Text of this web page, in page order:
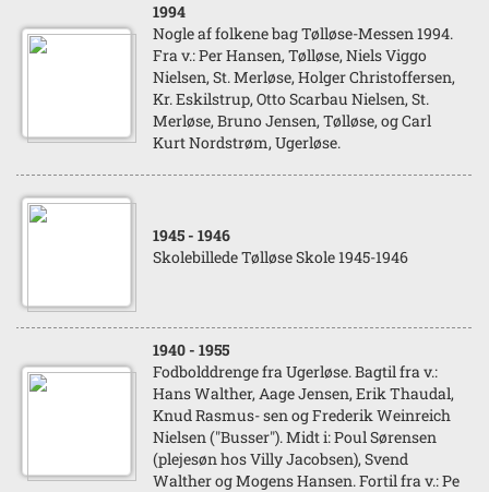
1994
Nogle af folkene bag Tølløse-Messen 1994.
Fra v.: Per Hansen, Tølløse, Niels Viggo
Nielsen, St. Merløse, Holger Christoffersen,
Kr. Eskilstrup, Otto Scarbau Nielsen, St.
Merløse, Bruno Jensen, Tølløse, og Carl
Kurt Nordstrøm, Ugerløse.
1945 - 1946
Skolebillede Tølløse Skole 1945-1946
1940 - 1955
Fodbolddrenge fra Ugerløse. Bagtil fra v.:
Hans Walther, Aage Jensen, Erik Thaudal,
Knud Rasmus- sen og Frederik Weinreich
Nielsen ("Busser"). Midt i: Poul Sørensen
(plejesøn hos Villy Jacobsen), Svend
Walther og Mogens Hansen. Fortil fra v.: Pe